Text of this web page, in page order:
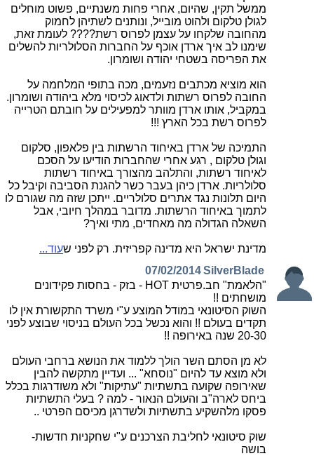
ממשל תקין, שהיום, אחרי פחות משנתיים, פשוט מוחלים
לגולן טלקום ולהוט מובייל, ונותנים לשתיהן לחמוק
מהחובה שלקחו על עצמן לפרוס רשת???? לעומת זאת,
שימנו לב איך ארדן אוכף על החברות הסלולריות להשלים
את הפריסה בשטחי יהודה ושומרון.
הוא מוציא מכתבים נזעמים, מכה בתופי המלחמה על
החובה לפרוס רשתות ולדאוג לכיסוי מלא ביהודה ושומרון.
במקביל, אותו ארדן מוותר למפעילים על חובתם הטרייה
לפרוס רשת בכל הארץ !!!
התמיכה של ארדן באיחוד הרשתות בין פלאפון, סלקום
וגולן טלקום , רגע אחרי שהחברות הודיעו על הסכם
לאיחוד רשתות, והתלהב מהצורך באיחוד רשתות
סלולריות. ארדן כיהן בעבר כשר להגנת הסביבה וקיבל כל
היום תלונות נגד אתרים סלולריים. ייתכן שזה מה שגורם לו
לתמוך באיחוד הרשתות. מדובר במהלך חיובי, אבל
השאלה הגדולה מה מאחדים, מתי ואיך?
מדינת ישראל היא מדינה קפריזית. רק לפני שעוד...
SilverBlade
07/02/2014
"הלאמת" חב.פרטית HOT - בזק - בחסות פקידונים
מושחתים !!
השוק הסיטונאי במודל המוצע ע"י משרד התקשורת אין לו
תקדים בעולם !! והוא נכשל בכל העולם בניסוי שבוצע לפני
20-30 שנה באירופה !!
לא מן הסתם השר הולך ללמוד את הנושא ברחבי העולם
ולא מוצא עד להיום "נוסחא" ... ועדיין מתקשה להבין
שאירופה שקועה בתשתיות "עתיקות" ולא משודרגות בכלל
ביחס לארה"ב והעולם הנאור - למה ? בעלי התשתיות
פסקו מלהשקיע בתשתיות ולשדרגן מכיסם הפרטי ..
שוק סיטונאי לחליבת הצרכנים ע"י שחקניות חדשות-
בושה